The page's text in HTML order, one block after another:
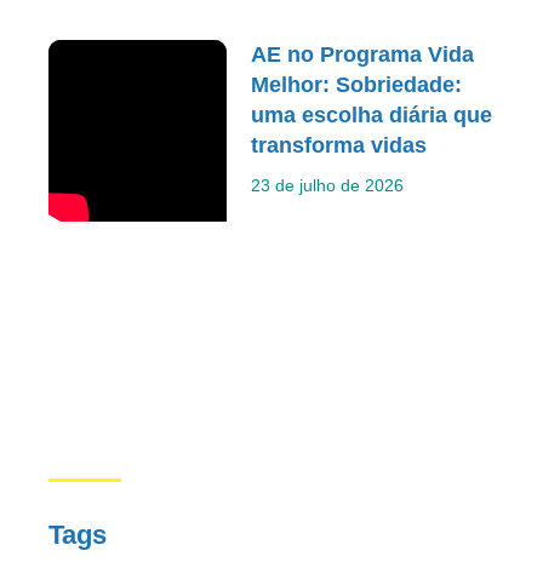
AE no Programa Vida
Melhor: Sobriedade:
uma escolha diária que
transforma vidas
23 de julho de 2026
Tags